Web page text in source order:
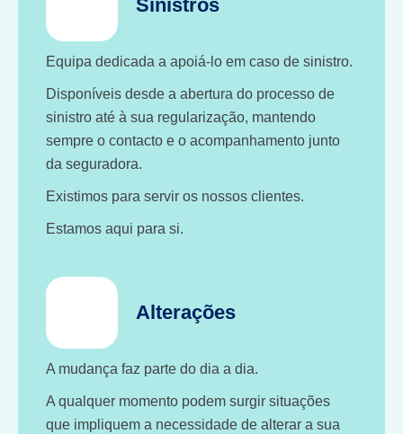
Sinistros
Equipa dedicada a apoiá-lo em caso de sinistro.
Disponíveis desde a abertura do processo de
sinistro até à sua regularização, mantendo
sempre o contacto e o acompanhamento junto
da seguradora.
Existimos para servir os nossos clientes.
Estamos aqui para si.
Alterações
A mudança faz parte do dia a dia.
A qualquer momento podem surgir situações
que impliquem a necessidade de alterar a sua